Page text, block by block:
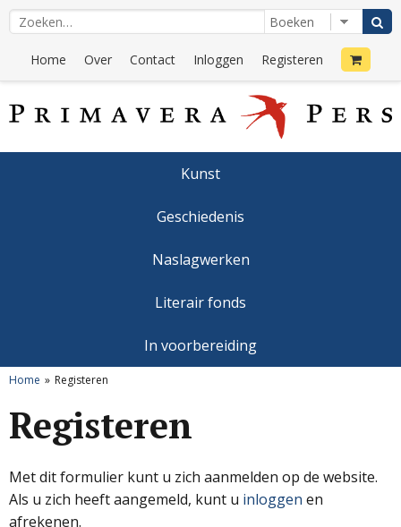
Home Over Contact Inloggen Registeren
Kunst
Geschiedenis
Naslagwerken
Literair fonds
In voorbereiding
Home Registeren
Registeren
Met dit formulier kunt u zich aanmelden op de website.
Als u zich heeft aangemeld, kunt u inloggen en
afrekenen.